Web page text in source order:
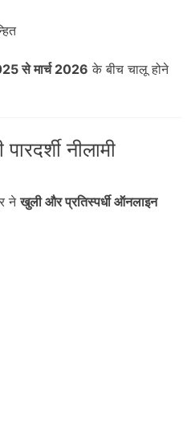
से मार्च 2026 के बीच चालू होने
नीलामी
नेखुली और प्रतिस्पर्धी ऑनलाइन